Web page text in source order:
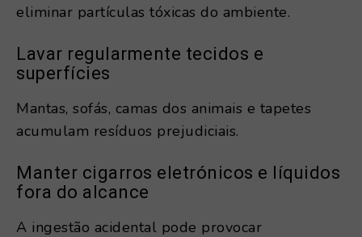
eliminar partículas tóxicas do ambiente.
Lavar regularmente tecidos e
superfícies
Mantas, sofás, camas dos animais e tapetes
acumulam resíduos prejudiciais.
Manter cigarros eletrónicos e líquidos
fora do alcance
A ingestão acidental pode provocar